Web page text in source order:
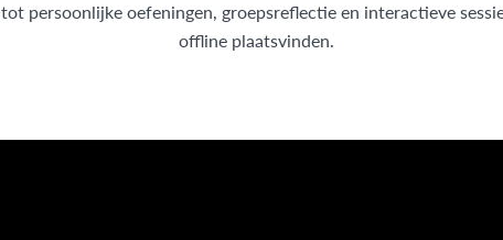
persoonlijke oefeningen, groepsreflectie en interactieve
offline plaatsvinden.